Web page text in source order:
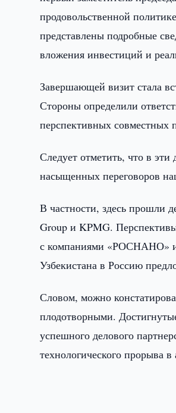
продовольственной
представлены подробные
вложения инвестиций и
Завершающей визит стала
Стороны определили
перспективных совместных
Следует отметить, что в
насыщенных переговоров
В частности, здесь прошли
Group и KPMG.
с компаниями «РОСНАНО» и
Узбекистана в Россию
Словом, можно
плодотворными.
успешного делового
технологического прорыва